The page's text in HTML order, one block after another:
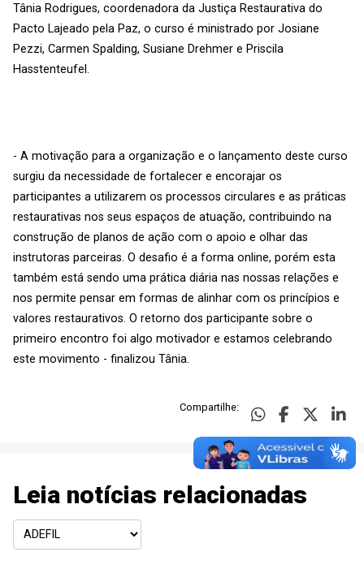
Tânia Rodrigues, coordenadora da Justiça Restaurativa do
Pacto Lajeado pela Paz, o curso é ministrado por Josiane
Pezzi, Carmen Spalding, Susiane Drehmer e Priscila
Hasstenteufel.
- A motivação para a organização e o lançamento deste curso
surgiu da necessidade de fortalecer e encorajar os
participantes a utilizarem os processos circulares e as práticas
restaurativas nos seus espaços de atuação, contribuindo na
construção de planos de ação com o apoio e olhar das
instrutoras parceiras. O desafio é a forma online, porém esta
também está sendo uma prática diária nas nossas relações e
nos permite pensar em formas de alinhar com os princípios e
valores restaurativos. O retorno dos participante sobre o
primeiro encontro foi algo motivador e estamos celebrando
este movimento - finalizou Tânia.
Compartilhe:
Leia notícias relacionadas